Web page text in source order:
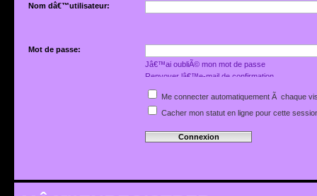
Nom dâ€™utilisateur:
Mot de passe:
Jâ€™ai oubliÃ© mon mot de passe
Renvoyer lâ€™e-mail de confirmation
Me connecter automatiquement Ã chaque
Cacher mon statut en ligne pour cette